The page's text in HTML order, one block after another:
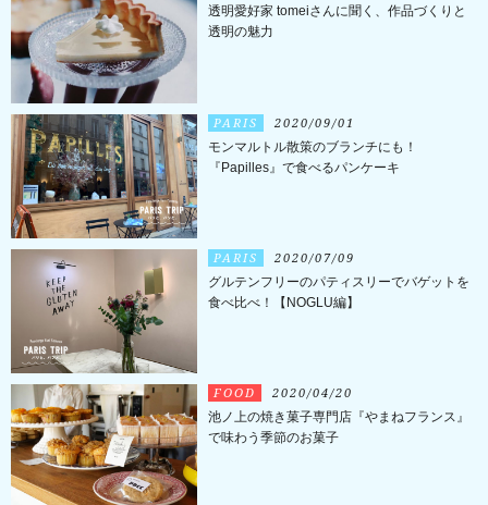
透明愛好家 tomeiさんに聞く、作品づくりと
透明の魅力
PARIS 2020/09/01
モンマルトル散策のブランチにも！
『Papilles』で食べるパンケーキ
PARIS 2020/07/09
グルテンフリーのパティスリーでバゲットを
食べ比べ！【NOGLU編】
FOOD 2020/04/20
池ノ上の焼き菓子専門店『やまねフランス』
で味わう季節のお菓子